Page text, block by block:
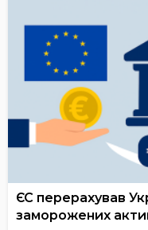
ЄС перерахував
заморожених